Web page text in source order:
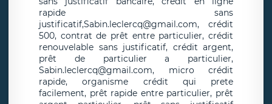
rapide sans
justificatif,Sabin.leclercq@gmail.com, crédit
500, contrat de prêt entre particulier, crédit
renouvelable sans justificatif, crédit argent,
prêt de particulier a particulier,
Sabin.leclercq@gmail.com, micro crédit
rapide, organisme crédit qui prete
facilement, prêt rapide entre particulier, prêt